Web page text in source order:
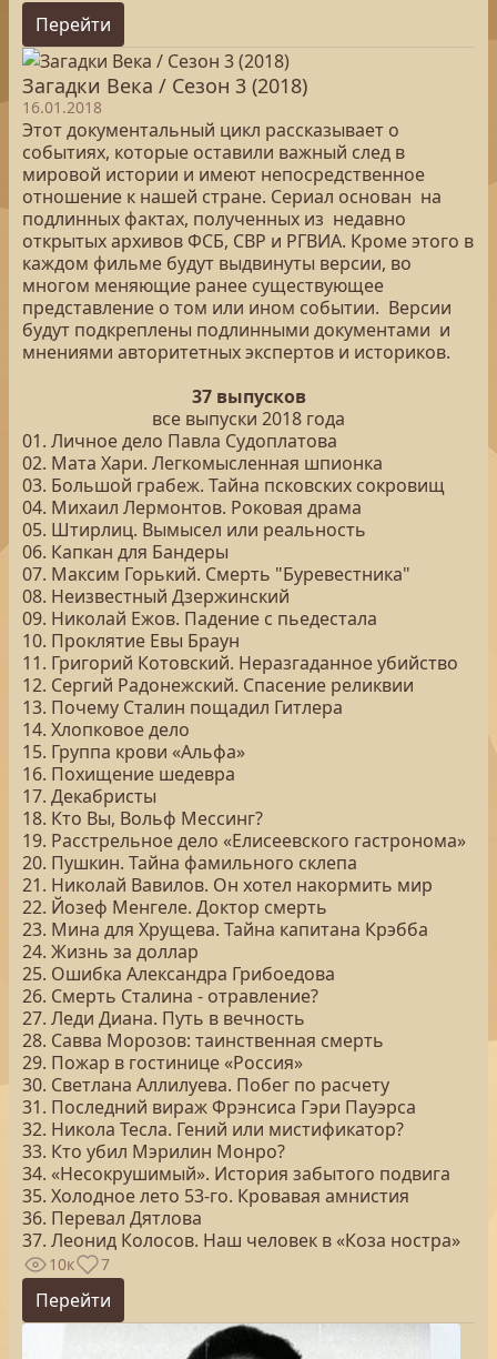
Перейти
Загадки Века / Сезон 3 (2018)
16.01.2018
Этот документальный цикл рассказывает о
событиях, которые оставили важный след в
мировой истории и имеют непосредственное
отношение к нашей стране. Сериал основан на
подлинных фактах, полученных из недавно
открытых архивов ФСБ, СВР и РГВИА. Кроме этого в
каждом фильме будут выдвинуты версии, во
многом меняющие ранее существующее
представление о том или ином событии. Версии
будут подкреплены подлинными документами и
мнениями авторитетных экспертов и историков.
37 выпусков
все выпуски 2018 года
01. Личное дело Павла Судоплатова
02. Мата Хари. Легкомысленная шпионка
03. Большой грабеж. Тайна псковских сокровищ
04. Михаил Лермонтов. Роковая драма
05. Штирлиц. Вымысел или реальность
06. Капкан для Бандеры
07. Максим Горький. Смерть "Буревестника"
08. Неизвестный Дзержинский
09. Николай Ежов. Падение с пьедестала
10. Проклятие Евы Браун
11. Григорий Котовский. Неразгаданное убийство
12. Сергий Радонежский. Спасение реликвии
13. Почему Сталин пощадил Гитлера
14. Хлопковое дело
15. Группа крови «Альфа»
16. Похищение шедевра
17. Декабристы
18. Кто Вы, Вольф Мессинг?
19. Расстрельное дело «Елисеевского гастронома»
20. Пушкин. Тайна фамильного склепа
21. Николай Вавилов. Он хотел накормить мир
22. Йозеф Менгеле. Доктор смерть
23. Мина для Хрущева. Тайна капитана Крэбба
24. Жизнь за доллар
25. Ошибка Александра Грибоедова
26. Смерть Сталина - отравление?
27. Леди Диана. Путь в вечность
28. Савва Морозов: таинственная смерть
29. Пожар в гостинице «Россия»
30. Светлана Аллилуева. Побег по расчету
31. Последний вираж Фрэнсиса Гэри Пауэрса
32. Никола Тесла. Гений или мистификатор?
33. Кто убил Мэрилин Монро?
34. «Несокрушимый». История забытого подвига
35. Холодное лето 53-го. Кровавая амнистия
36. Перевал Дятлова
37. Леонид Колосов. Наш человек в «Коза ностра»
10к 7
Перейти